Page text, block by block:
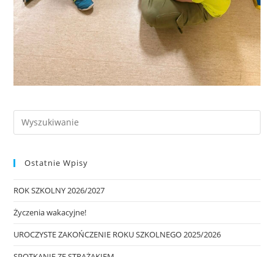
Ostatnie Wpisy
ROK SZKOLNY 2026/2027
Życzenia wakacyjne!
UROCZYSTE ZAKOŃCZENIE ROKU SZKOLNEGO 2025/2026